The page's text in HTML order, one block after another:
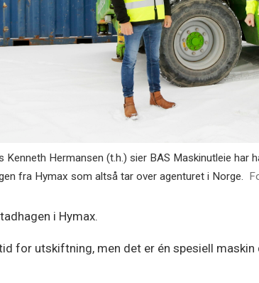
Kenneth Hermansen (t.h.) sier BAS Maskinutleie har
fra Hymax som altså tar over agenturet i Norge.
i Hymax.
for utskiftning, men det er én spesiell